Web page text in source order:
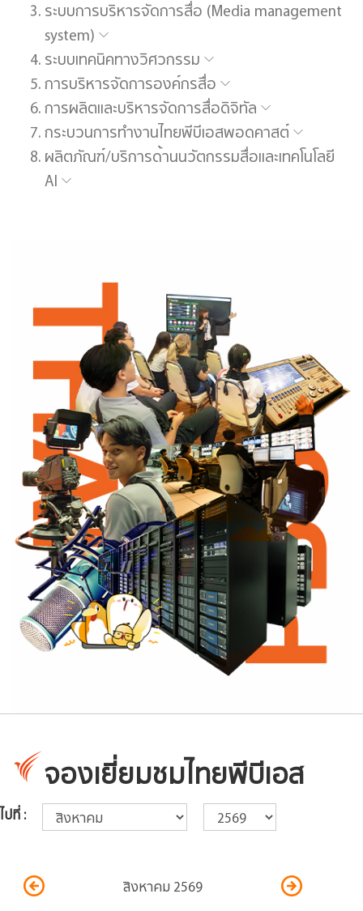
ระบบการบริหารจัดการสื่อ (Media management
system)
ระบบเทคนิคทางวิศวกรรม
การบริหารจัดการองค์กรสื่อ
การผลิตและบริหารจัดการสื่อดิจิทัล
กระบวนการทำงานไทยพีบีเอสพอดคาสต์
ผลิตภัณฑ์/บริการด้านนวัตกรรมสื่อและเทคโนโลยี
AI
จองเยี่ยมชมไทยพีบีเอส
ไปที่ :
สิงหาคม 2569